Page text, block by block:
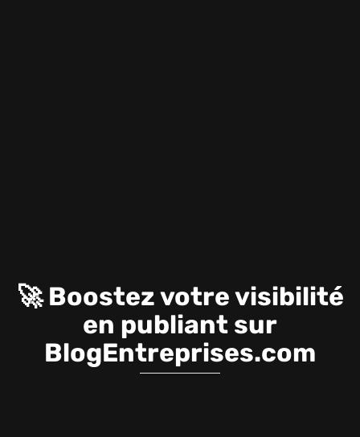
🚀 Boostez votre visibilité
en publiant sur
BlogEntreprises.com